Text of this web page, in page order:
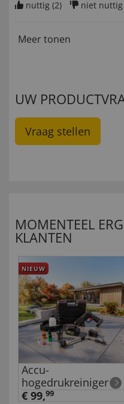
nuttig (2) niet nuttig
Meer tonen
UW
Vraag stellen
MOMENTEEL
KLANTEN
NIEUW
Accu-
hogedrukreiniger
€ 99,99